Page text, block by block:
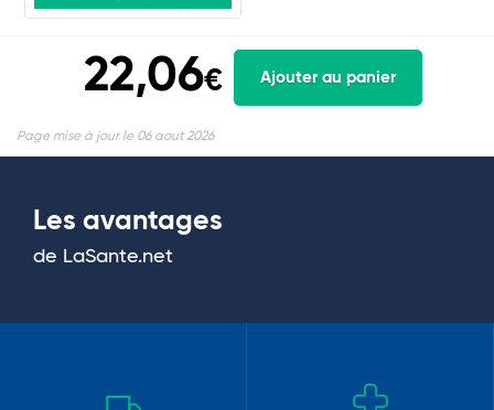
22,06€ Ajouter au panier
Page mise à jour le 06 aout 2026
Les avantages
de LaSante.net